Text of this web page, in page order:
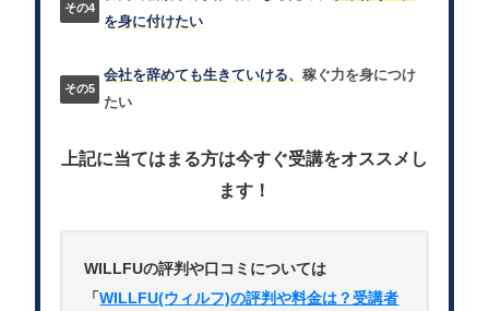
を身に付けたい
会社を辞めても生きていける、稼ぐ力を身につけ
たい
上記に当てはまる方は今すぐ受講をオススメし
ます！
WILLFUの評判や口コミについては
「WILLFU(ウィルフ)の評判や料金は？受講者